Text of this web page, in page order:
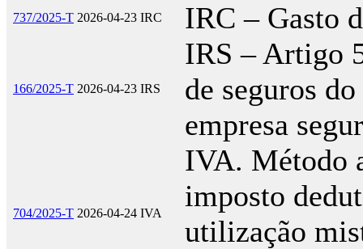
737/2025-T 2026-04-23 IRC IRC – Gasto
166/2025-T 2026-04-23 IRS
IRS – Artigo
de seguros
empresa
704/2025-T 2026-04-24 IVA
IVA. Método
imposto
utilização